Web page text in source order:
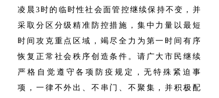
凌晨3时的临时性社会面管控继续保持不变，并
采取分区分级精准防控措施，集中力量以最短
时间攻克重点区域，竭尽全力为第一时间有序
恢复正常社会秩序创造条件。请广大市民继续
严格自觉遵守各项防疫规定，无特殊紧迫事
项，一律不外出、不串门、不聚集，并积极配